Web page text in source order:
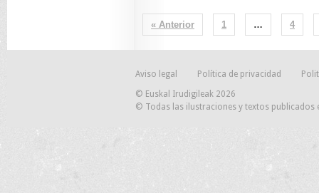
« Anterior 1 … 4
Aviso legal Política de privacidad
© Euskal Irudigileak 2026
© Todas las ilustraciones y textos publicados